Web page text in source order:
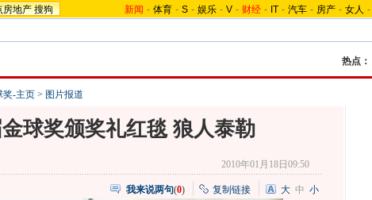
房地产 搜狗 新闻 - 体育 - S - 娱乐 - V - 财经 - IT - 汽车 - 房产 - 女人 -
热点：
奖-主页 > 图片报道
金球奖颁奖礼红毯 狼人泰勒
2010年01月18日09:50
我来说两句(0) 复制链接 大 中 小